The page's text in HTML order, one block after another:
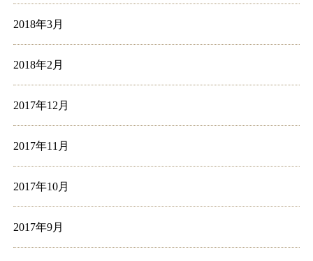
2018年3月
2018年2月
2017年12月
2017年11月
2017年10月
2017年9月